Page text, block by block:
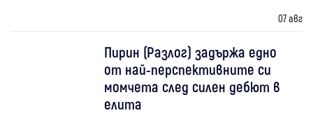
07 авг
Пирин (Разлог) задържа едно
от най-перспективните си
момчета след силен дебют в
елита